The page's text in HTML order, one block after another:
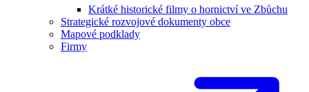
Krátké historické filmy o hornictví ve Zbůchu
Strategické rozvojové dokumenty obce
Mapové podklady
Firmy